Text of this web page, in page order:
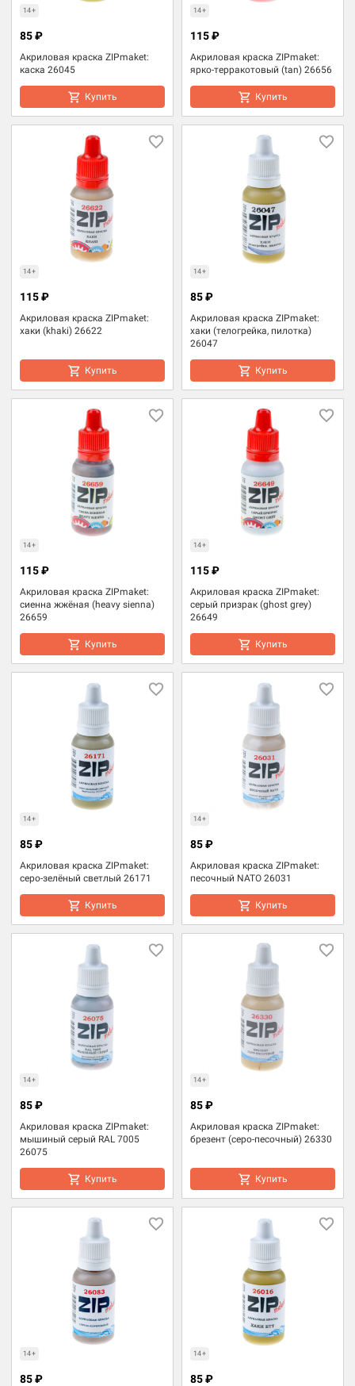
14+
Акриловая краска ZIPmaket:
каска 26045
85 ₽
Купить
14+
Акриловая краска ZIPmaket:
ярко-терракотовый (tan) 26656
115 ₽
Купить
14+
Акриловая краска ZIPmaket:
хаки (khaki) 26622
115 ₽
Купить
14+
Акриловая краска ZIPmaket:
хаки (телогрейка, пилотка)
26047
85 ₽
Купить
14+
Акриловая краска ZIPmaket:
сиенна жжёная (heavy sienna)
26659
115 ₽
Купить
14+
Акриловая краска ZIPmaket:
серый призрак (ghost grey)
26649
115 ₽
Купить
14+
Акриловая краска ZIPmaket:
серо-зелёный светлый 26171
85 ₽
Купить
14+
Акриловая краска ZIPmaket:
песочный NATO 26031
85 ₽
Купить
14+
Акриловая краска ZIPmaket:
мышиный серый RAL 7005
26075
85 ₽
Купить
14+
Акриловая краска ZIPmaket:
брезент (серо-песочный) 26330
85 ₽
Купить
14+
85 ₽
14+
85 ₽